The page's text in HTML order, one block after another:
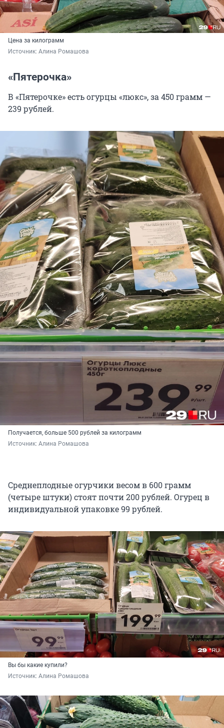
Цена за килограмм
Источник: Алина Ромашова
«Пятерочка»
В «Пятерочке» есть огурцы «люкс», за 450 грамм —
239 рублей.
Получается, больше 500 рублей за килограмм
Источник: Алина Ромашова
Среднеплодные огурчики весом в 600 грамм
(четыре штуки) стоят почти 200 рублей. Огурец в
индивидуальной упаковке 99 рублей.
Вы бы какие купили?
Источник: Алина Ромашова